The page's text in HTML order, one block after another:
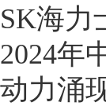
SK海力
2024年
动力涌